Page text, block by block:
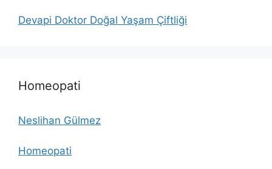
Devapi Doktor Doğal Yaşam Çiftliği
Homeopati
Neslihan Gülmez
Homeopati